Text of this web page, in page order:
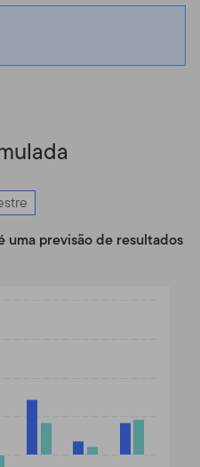
uma previsão de resultados
categories.
values. Data ranges from -